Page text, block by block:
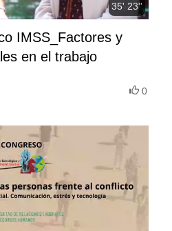
35' 23''
IMSS_Factores y
en el trabajo
0